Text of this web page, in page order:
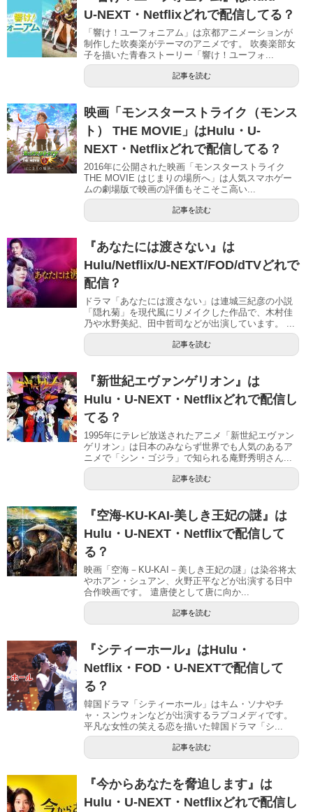
U-NEXT・Netflixどれで配信してる？
「響け！ユーフォニアム」は京都アニメーションが
制作した吹奏楽がテーマのアニメです。 吹奏楽部女
子を描いた青春ストーリー「響け！ユーフォ...
記事を読む
映画「モンスターストライク（モンス
ト） THE MOVIE」はHulu・U-
NEXT・Netflixどれで配信してる？
2016年に公開された映画「モンスターストライク
THE MOVIE はじまりの場所へ」は人気スマホゲー
ムの劇場版で映画の評価もそこそこ高い...
記事を読む
『あなたには渡さない』は
Hulu/Netflix/U-NEXT/FOD/dTVどれで
配信？
ドラマ「あなたには渡さない」は連城三紀彦の小説
「隠れ菊」を現代風にリメイクした作品で、木村佳
乃や水野美紀、田中哲司などが出演しています。 ...
記事を読む
『新世紀エヴァンゲリオン』は
Hulu・U-NEXT・Netflixどれで配信し
てる？
1995年にテレビ放送されたアニメ「新世紀エヴァン
ゲリオン」は日本のみならず世界でも人気のあるア
ニメで「シン・ゴジラ」で知られる庵野秀明さん...
記事を読む
『空海-KU-KAI-美しき王妃の謎』は
Hulu・U-NEXT・Netflixで配信して
る？
映画「空海－KU-KAI－美しき王妃の謎」は染谷将太
やホアン・シュアン、火野正平などが出演する日中
合作映画です。 遣唐使として唐に向か...
記事を読む
『シティーホール』はHulu・
Netflix・FOD・U-NEXTで配信して
る？
韓国ドラマ「シティーホール」はキム・ソナやチ
ャ・スンウォンなどが出演するラブコメディです。
平凡な女性の笑える恋を描いた韓国ドラマ「シ...
記事を読む
『今からあなたを脅迫します』は
Hulu・U-NEXT・Netflixどれで配信し